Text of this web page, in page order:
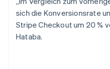
sich die Konversionsrate
Stripe Checkout um 20 %
Hataba.